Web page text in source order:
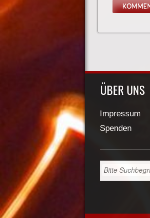
ÜBER UNS
Impressum
Spenden